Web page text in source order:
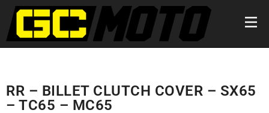
RR – BILLET CLUTCH COVER – SX65
– TC65 – MC65